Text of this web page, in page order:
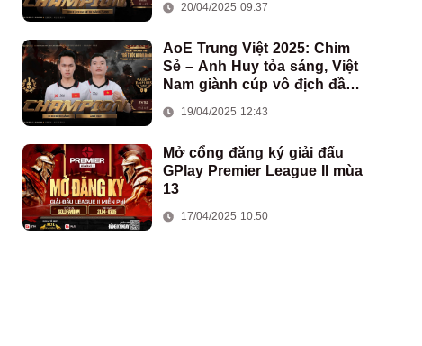
đoàn AoE Việt Nam
20/04/2025 09:37
AoE Trung Việt 2025: Chim
Sẻ – Anh Huy tỏa sáng, Việt
Nam giành cúp vô địch đầu
19/04/2025 12:43
Mở cổng đăng ký giải đấu
GPlay Premier League II mùa
13
17/04/2025 10:50